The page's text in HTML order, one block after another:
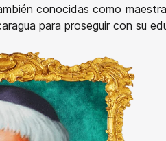
conocidas como
para proseguir con su